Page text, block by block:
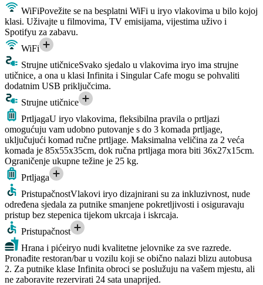
WiFiPovežite se na besplatni WiFi u iryo vlakovima u bilo kojoj
klasi. Uživajte u filmovima, TV emisijama, vijestima uživo i
Spotifyu za zabavu.
WiFi
Strujne utičniceSvako sjedalo u vlakovima iryo ima strujne
utičnice, a ona u klasi Infinita i Singular Cafe mogu se pohvaliti
dodatnim USB priključcima.
Strujne utičnice
PrtljagaU iryo vlakovima, fleksibilna pravila o prtljazi
omogućuju vam udobno putovanje s do 3 komada prtljage,
uključujući komad ručne prtljage. Maksimalna veličina za 2 veća
komada je 85x55x35cm, dok ručna prtljaga mora biti 36x27x15cm.
Ograničenje ukupne težine je 25 kg.
Prtljaga
PristupačnostVlakovi iryo dizajnirani su za inkluzivnost, nude
određena sjedala za putnike smanjene pokretljivosti i osiguravaju
pristup bez stepenica tijekom ukrcaja i iskrcaja.
Pristupačnost
Hrana i pićeiryo nudi kvalitetne jelovnike za sve razrede.
Pronađite restoran/bar u vozilu koji se obično nalazi blizu autobusa
2. Za putnike klase Infinita obroci se poslužuju na vašem mjestu, ali
ne zaboravite rezervirati 24 sata unaprijed.